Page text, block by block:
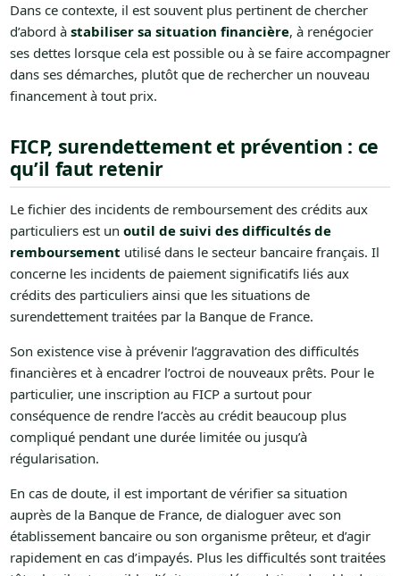
Dans ce contexte, il est souvent plus pertinent de chercher
d’abord à stabiliser sa situation financière, à renégocier
ses dettes lorsque cela est possible ou à se faire accompagner
dans ses démarches, plutôt que de rechercher un nouveau
financement à tout prix.
FICP, surendettement et prévention : ce
qu’il faut retenir
Le fichier des incidents de remboursement des crédits aux
particuliers est un outil de suivi des difficultés de
remboursement utilisé dans le secteur bancaire français. Il
concerne les incidents de paiement significatifs liés aux
crédits des particuliers ainsi que les situations de
surendettement traitées par la Banque de France.
Son existence vise à prévenir l’aggravation des difficultés
financières et à encadrer l’octroi de nouveaux prêts. Pour le
particulier, une inscription au FICP a surtout pour
conséquence de rendre l’accès au crédit beaucoup plus
compliqué pendant une durée limitée ou jusqu’à
régularisation.
En cas de doute, il est important de vérifier sa situation
auprès de la Banque de France, de dialoguer avec son
établissement bancaire ou son organisme prêteur, et d’agir
rapidement en cas d’impayés. Plus les difficultés sont traitées